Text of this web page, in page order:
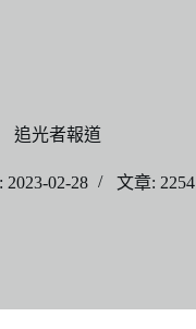
追光者報道
2023-02-28 文章: 2254